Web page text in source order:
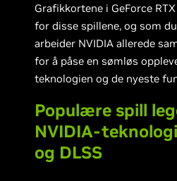
Grafikkortene i GeForce
for disse spillene, og som
arbeider NVIDIA allerede
for å påse en sømløs
teknologien og de nyeste
Populære spill
NVIDIA-
og DLSS